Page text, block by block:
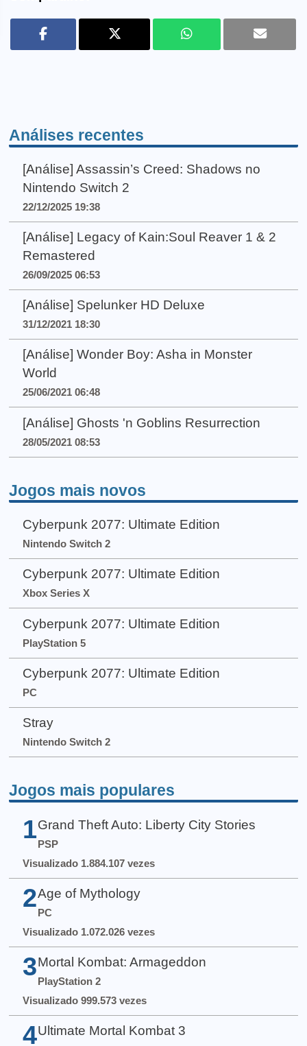
Análises recentes
[Análise] Assassin’s Creed: Shadows no
Nintendo Switch 2
22/12/2025 19:38
[Análise] Legacy of Kain:Soul Reaver 1 & 2
Remastered
26/09/2025 06:53
[Análise] Spelunker HD Deluxe
31/12/2021 18:30
[Análise] Wonder Boy: Asha in Monster
World
25/06/2021 06:48
[Análise] Ghosts 'n Goblins Resurrection
28/05/2021 08:53
Jogos mais novos
Cyberpunk 2077: Ultimate Edition
Nintendo Switch 2
Cyberpunk 2077: Ultimate Edition
Xbox Series X
Cyberpunk 2077: Ultimate Edition
PlayStation 5
Cyberpunk 2077: Ultimate Edition
PC
Stray
Nintendo Switch 2
Jogos mais populares
1 Grand Theft Auto: Liberty City Stories
PSP
Visualizado 1.884.107 vezes
2 Age of Mythology
PC
Visualizado 1.072.026 vezes
3 Mortal Kombat: Armageddon
PlayStation 2
Visualizado 999.573 vezes
4 Ultimate Mortal Kombat 3